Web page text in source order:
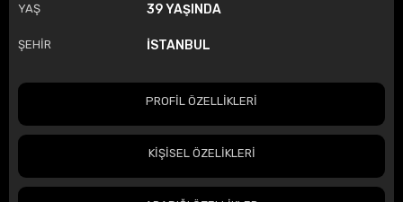
YAŞ 39 YAŞINDA
ŞEHİR İSTANBUL
PROFİL ÖZELLİKLERİ
KİŞİSEL ÖZELİKLERİ